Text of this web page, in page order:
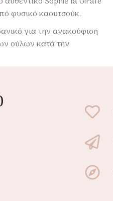
φυσικό καουτσούκ.
για την ανακούφιση
ούλων κατά την